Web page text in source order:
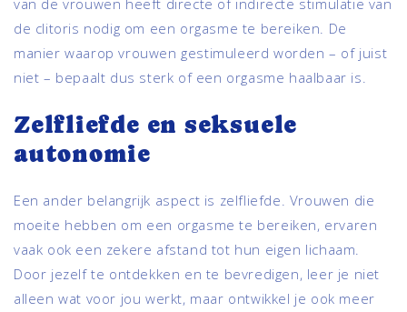
van de vrouwen heeft directe of indirecte stimulatie van
de clitoris nodig om een orgasme te bereiken. De
manier waarop vrouwen gestimuleerd worden – of juist
niet – bepaalt dus sterk of een orgasme haalbaar is.
Zelfliefde en seksuele
autonomie
Een ander belangrijk aspect is zelfliefde. Vrouwen die
moeite hebben om een orgasme te bereiken, ervaren
vaak ook een zekere afstand tot hun eigen lichaam.
Door jezelf te ontdekken en te bevredigen, leer je niet
alleen wat voor jou werkt, maar ontwikkel je ook meer